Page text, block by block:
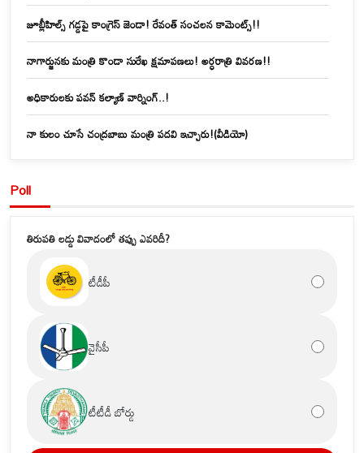
జూబ్లీహిల్స్‌ గడ్డపై కాంగ్రెస్ జెండా! రేవంత్ సంచలన కామెంట్స్!!
నాగార్జునకు మంత్రి కొండా సురేఖ క్షమాపణలు! అర్ధరాత్రి వివరణ!!
అధికారులకు పవన్ కల్యాణ్ వార్నింగ్..!
నా కులం చూసే చంద్రబాబు మంత్రి పదవి ఇచ్చారు!(వీడియో)
Poll
తిరుపతి లడ్డు వివాదంలో తప్పు ఎవరిదీ?
టీడీపీ
వైసీపీ
టీటీడీ బోర్డు